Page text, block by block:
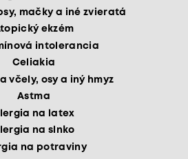
mačky a iné zvieratá
ekzém
intolerancia
Celiakia
včely, osy a iný hmyz
Astma
na latex
na slnko
na potraviny